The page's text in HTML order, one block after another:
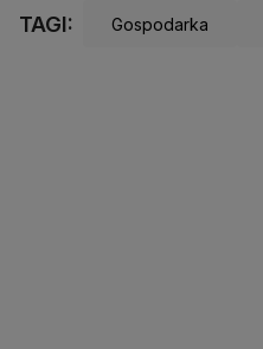
TAGI: Gospodarka